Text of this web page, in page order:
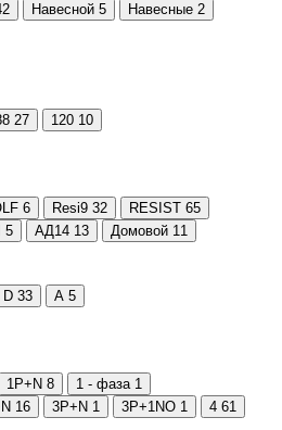
Навесной 5 Навесные 2
27 120 10
6 Resi9 32 RESIST 65
5 АД14 13 Домовой 11
D 33 А 5
1Р+N 8 1 - фаза 1
16 3Р+N 1 3P+1NO 1 4 61